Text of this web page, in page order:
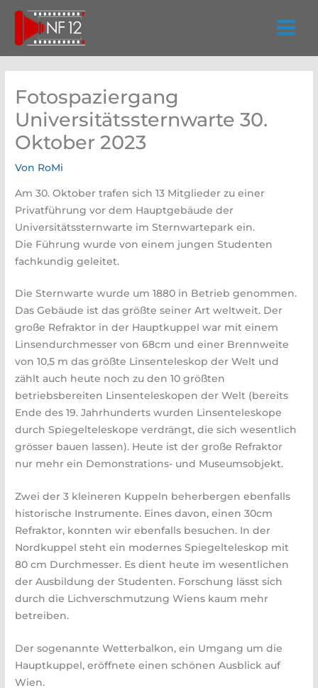
springen
Fotospaziergang
Universitätssternwarte 30.
Oktober 2023
Von RoMi
Am 30. Oktober trafen sich 13 Mitglieder zu einer
Privatführung vor dem Hauptgebäude der
Universitätssternwarte im Sternwartepark ein.
Die Führung wurde von einem jungen Studenten
fachkundig geleitet.
Die Sternwarte wurde um 1880 in Betrieb genommen.
Das Gebäude ist das größte seiner Art weltweit. Der
große Refraktor in der Hauptkuppel war mit einem
Linsendurchmesser von 68cm und einer Brennweite
von 10,5 m das größte Linsenteleskop der Welt und
zählt auch heute noch zu den 10 größten
betriebsbereiten Linsenteleskopen der Welt (bereits
Ende des 19. Jahrhunderts wurden Linsenteleskope
durch Spiegelteleskope verdrängt, die sich wesentlich
grösser bauen lassen). Heute ist der große Refraktor
nur mehr ein Demonstrations- und Museumsobjekt.
Zwei der 3 kleineren Kuppeln beherbergen ebenfalls
historische Instrumente. Eines davon, einen 30cm
Refraktor, konnten wir ebenfalls besuchen. In der
Nordkuppel steht ein modernes Spiegelteleskop mit
80 cm Durchmesser. Es dient heute im wesentlichen
der Ausbildung der Studenten. Forschung lässt sich
durch die Lichverschmutzung Wiens kaum mehr
betreiben.
Der sogenannte Wetterbalkon, ein Umgang um die
Hauptkuppel, eröffnete einen schönen Ausblick auf
Wien.